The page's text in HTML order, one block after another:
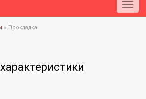
Menu
» Прокладка